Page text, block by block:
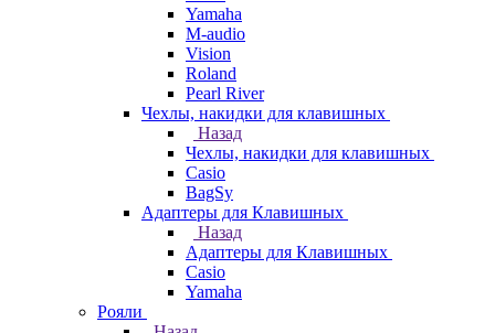
Yamaha
M-audio
Vision
Roland
Pearl River
Чехлы, накидки для клавишных
Назад
Чехлы, накидки для клавишных
Casio
BagSy
Адаптеры для Клавишных
Назад
Адаптеры для Клавишных
Casio
Yamaha
Рояли